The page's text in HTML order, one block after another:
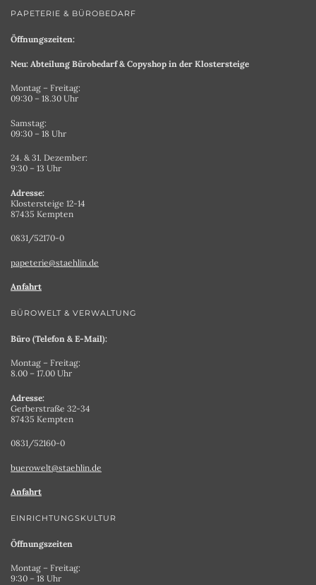
PAPETERIE & BÜROBEDARF
Öffnungszeiten:
Neu: Abteilung Bürobedarf & Copyshop in der Klostersteige
Montag – Freitag:
09:30 – 18.30 Uhr
Samstag:
09:30 – 18 Uhr
24. & 31. Dezember:
9:30 – 13 Uhr
Adresse:
Klostersteige 12-14
87435 Kempten
0831/52170-0
papeterie@staehlin.de
Anfahrt
BÜROWELT & VERWALTUNG
Büro (Telefon & E-Mail):
Montag – Freitag:
8.00 – 17.00 Uhr
Adresse:
Gerberstraße 32-34
87435 Kempten
0831/52160-0
buerowelt@staehlin.de
Anfahrt
EINRICHTUNGSKULTUR
Öffnungszeiten
Montag – Freitag:
9:30 – 18 Uhr